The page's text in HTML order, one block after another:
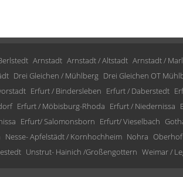
Arnstadt Arnstadt / Altstadt Arnstadt /
Drei Gleichen / Mühlberg Drei Gleichen OT
Erfurt / Bindersleben Erfurt / Daberstedt
Erfurt / Möbisburg-Rhoda Erfurt / Niedernissa
Erfurt/ Salomonsborn Erfurt/ Vieselbach
Nesse- Apfelstädt / Kornhochheim Nohra Oberhof
Unstrut- Hainich /Großengottern Weimar /